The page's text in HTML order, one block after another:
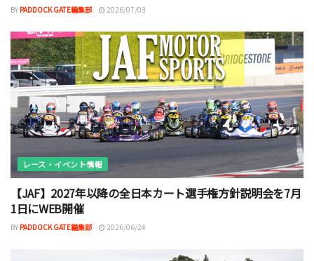
BY PADDOCK GATE編集部 2026/07/03
レース・イベント情報
【JAF】2027年以降の全日本カート選手権方針説明会を7月
1日にWEB開催
BY PADDOCK GATE編集部 2026/06/24